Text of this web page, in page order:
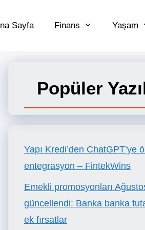
Sayfa Finans Yaşam
Popüler
Yapı Kredi’den ChatGPT’ye
entegrasyon – FintekWins
Emekli promosyonları
güncellendi: Banka banka
ek fırsatlar